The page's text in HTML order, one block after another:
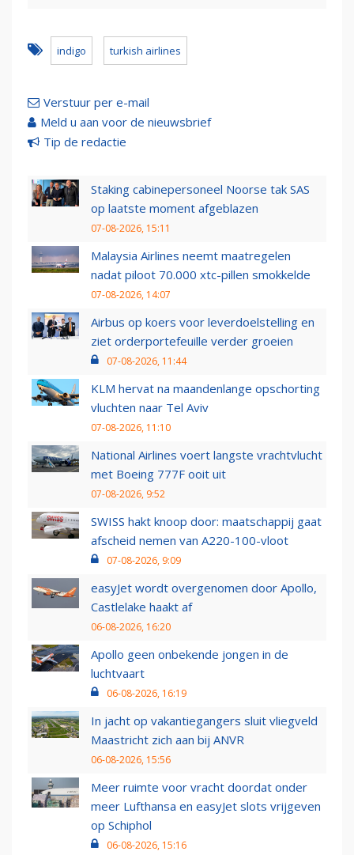
indigo turkish airlines
Verstuur per e-mail
Meld u aan voor de nieuwsbrief
Tip de redactie
Staking cabinepersoneel Noorse tak SAS
op laatste moment afgeblazen
07-08-2026, 15:11
Malaysia Airlines neemt maatregelen
nadat piloot 70.000 xtc-pillen smokkelde
07-08-2026, 14:07
Airbus op koers voor leverdoelstelling en
ziet orderportefeuille verder groeien
07-08-2026, 11:44
KLM hervat na maandenlange opschorting
vluchten naar Tel Aviv
07-08-2026, 11:10
National Airlines voert langste vrachtvlucht
met Boeing 777F ooit uit
07-08-2026, 9:52
SWISS hakt knoop door: maatschappij gaat
afscheid nemen van A220-100-vloot
07-08-2026, 9:09
easyJet wordt overgenomen door Apollo,
Castlelake haakt af
06-08-2026, 16:20
Apollo geen onbekende jongen in de
luchtvaart
06-08-2026, 16:19
In jacht op vakantiegangers sluit vliegveld
Maastricht zich aan bij ANVR
06-08-2026, 15:56
Meer ruimte voor vracht doordat onder
meer Lufthansa en easyJet slots vrijgeven
op Schiphol
06-08-2026, 15:16